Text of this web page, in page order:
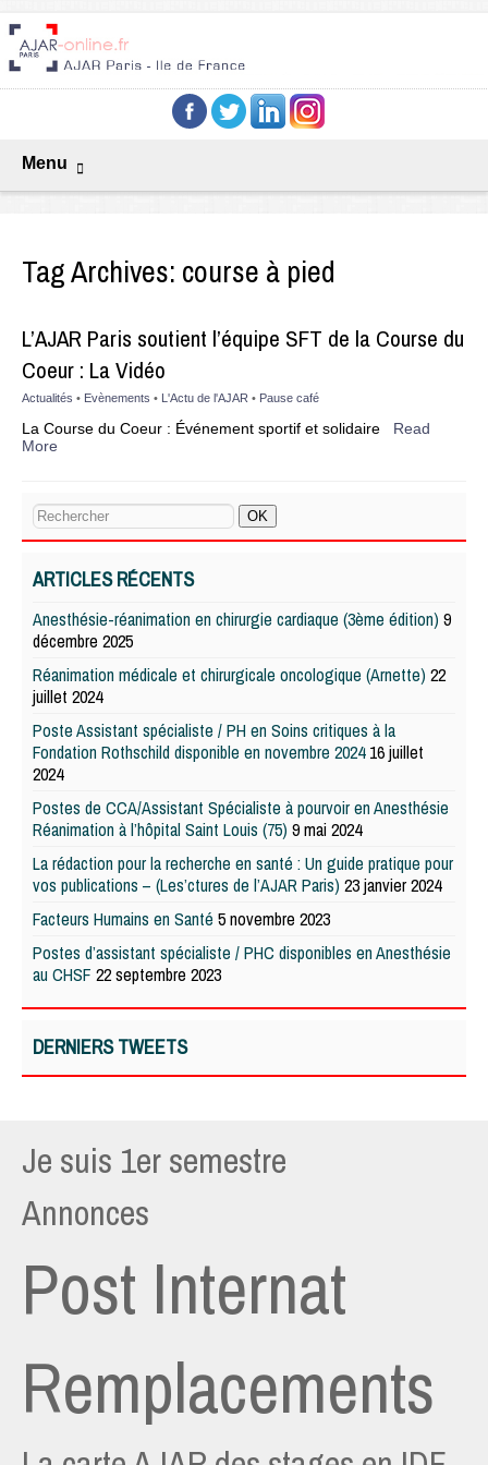
Menu
Tag Archives: course à pied
L’AJAR Paris soutient l’équipe SFT de la Course du
Coeur : La Vidéo
Actualités • Evènements • L'Actu de l'AJAR • Pause café
La Course du Coeur : Événement sportif et solidaire Read
More
ARTICLES RÉCENTS
Anesthésie-réanimation en chirurgie cardiaque (3ème édition) 9
décembre 2025
Réanimation médicale et chirurgicale oncologique (Arnette) 22
juillet 2024
Poste Assistant spécialiste / PH en Soins critiques à la
Fondation Rothschild disponible en novembre 2024 16 juillet
2024
Postes de CCA/Assistant Spécialiste à pourvoir en Anesthésie
Réanimation à l’hôpital Saint Louis (75) 9 mai 2024
La rédaction pour la recherche en santé : Un guide pratique pour
vos publications – (Les’ctures de l’AJAR Paris) 23 janvier 2024
Facteurs Humains en Santé 5 novembre 2023
Postes d’assistant spécialiste / PHC disponibles en Anesthésie
au CHSF 22 septembre 2023
DERNIERS TWEETS
Je suis 1er semestre
Annonces
Post Internat
Remplacements